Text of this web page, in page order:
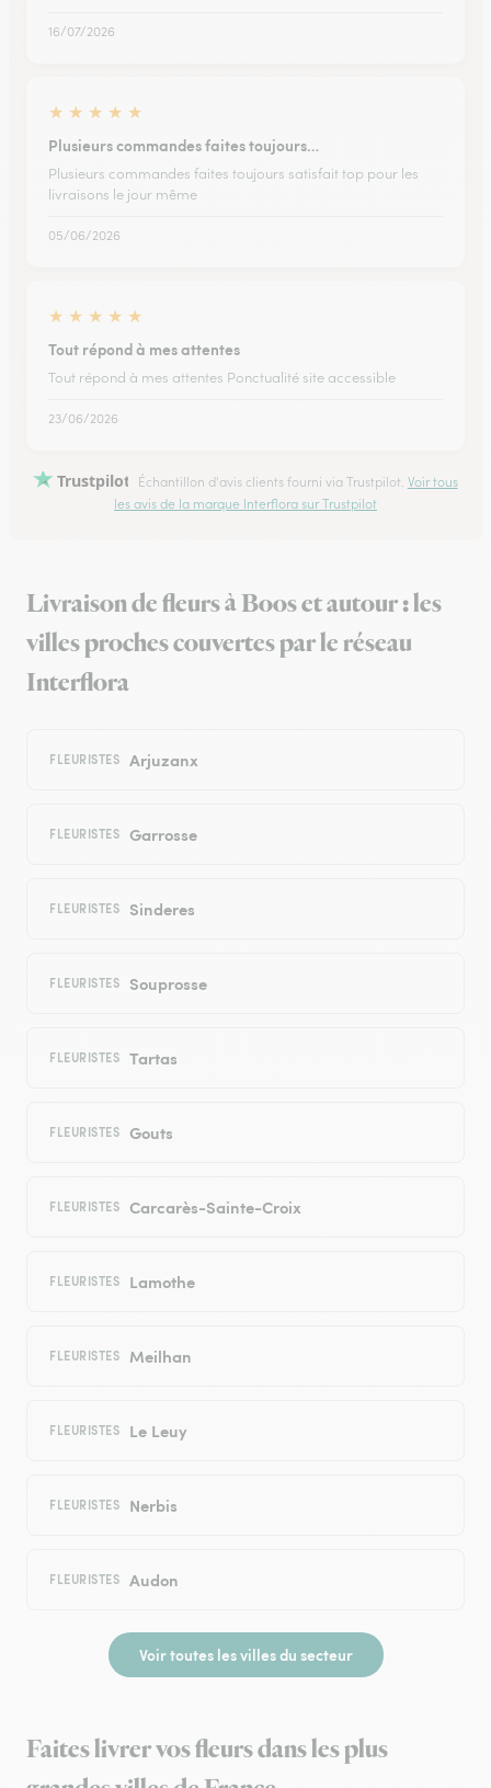
16/07/2026
★ ★ ★ ★ ★
Plusieurs commandes faites toujours…
Plusieurs commandes faites toujours satisfait top pour les
livraisons le jour même
05/06/2026
★ ★ ★ ★ ★
Tout répond à mes attentes
Tout répond à mes attentes Ponctualité site accessible
23/06/2026
Trustpilot Échantillon d'avis clients fourni via Trustpilot. Voir tous
les avis de la marque Interflora sur Trustpilot
Livraison de fleurs à Boos et autour : les
villes proches couvertes par le réseau
Interflora
FLEURISTES Arjuzanx
FLEURISTES Garrosse
FLEURISTES Sinderes
FLEURISTES Souprosse
FLEURISTES Tartas
FLEURISTES Gouts
FLEURISTES Carcarès-Sainte-Croix
FLEURISTES Lamothe
FLEURISTES Meilhan
FLEURISTES Le Leuy
FLEURISTES Nerbis
FLEURISTES Audon
Voir toutes les villes du secteur
Faites livrer vos fleurs dans les plus